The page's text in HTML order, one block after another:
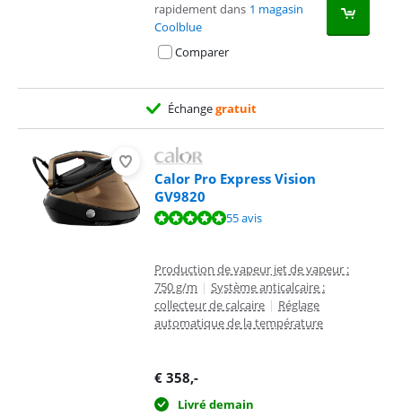
rapidement dans 1 magasin
Coolblue
Comparer
Échangegratuit
Calor Pro Express Vision
GV9820
La note est de 9,5 sur 10, basée sur 55 avis.55 avis
Production de vapeur jet de vapeur :
750 g/m | Système anticalcaire :
collecteur de calcaire | Réglage
automatique de la température
€ 358,-
Livré demain